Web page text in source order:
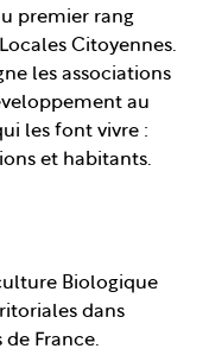
premier rang
Citoyennes.
les associations
au
les font vivre :
et habitants.
Biologique
dans
France.